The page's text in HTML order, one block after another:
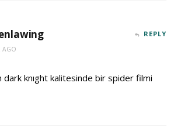
AGO
REPLY
dark knıght kalitesinde bir spider filmi